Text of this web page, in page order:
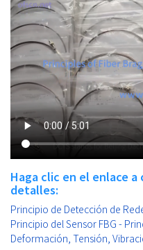
Haga clic en el enlace a
detalles:
Principio de Detección de
Principio del Sensor FBG -
Deformación, Tensión,